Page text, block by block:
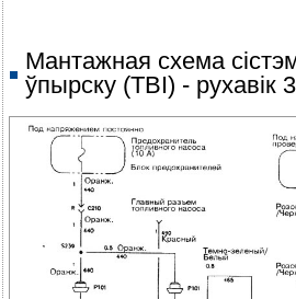
Мантажная схема
ўпырску (TBI) - рухавік